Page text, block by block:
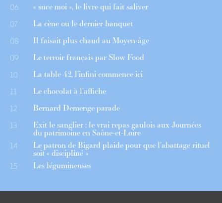
06 « suce moi », le livre qui fait saliver
07 La cène ou le dernier banquet
08 Il faisait plus chaud au Moyen-âge
09 Le terroir français par Slow Food
10 La table 42, l’infini commence ici
11 Le chocolat à l’affiche
12 Bernard Demenge parade
13 Exit le sanglier : le vrai repas gaulois aux Journées
du patrimoine en Saône-et-Loire
14 Le patron de Bigard plaide pour que l’abattage rituel
soit « discipliné »
15 Les légumineuses